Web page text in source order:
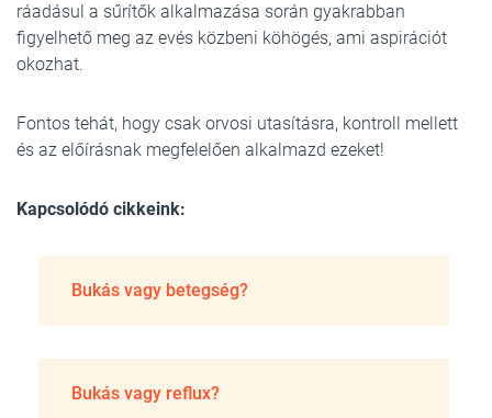
ráadásul a sűrítők alkalmazása során gyakrabban
figyelhető meg az evés közbeni köhögés, ami aspirációt
okozhat.
Fontos tehát, hogy csak orvosi utasításra, kontroll mellett
és az előírásnak megfelelően alkalmazd ezeket!
Kapcsolódó cikkeink:
Bukás vagy betegség?
Bukás vagy reflux?